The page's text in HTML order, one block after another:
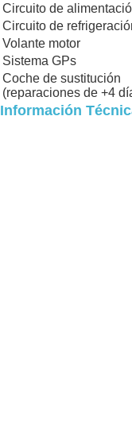
Circuito de
Circuito de
Volante motor
Sistema GPs
Coche de sustitución
(reparaciones de +4
Información